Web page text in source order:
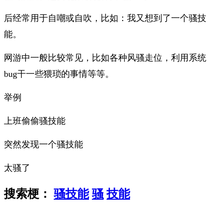
后经常用于自嘲或自吹，比如：我又想到了一个骚技
能。
网游中一般比较常见，比如各种风骚走位，利用系统
bug干一些猥琐的事情等等。
举例
上班偷偷骚技能
突然发现一个骚技能
太骚了
搜索梗： 骚技能 骚 技能